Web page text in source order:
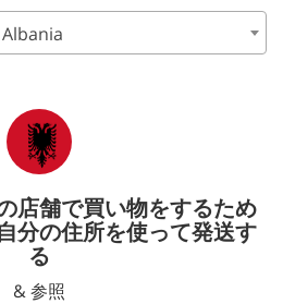
Albania
店舗で買い物をするため
分の住所を使って発送す
る
& 参照